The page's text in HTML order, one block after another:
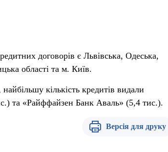
договорів є Львівська, Одеська,
області та м. Київ.
кількість кредитів видали
та «Райффайзен Банк Аваль» (5,4 тис.).
Версія для друку